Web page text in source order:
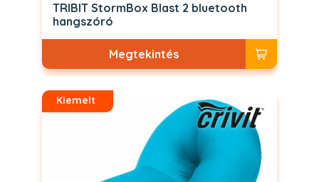
TRIBIT StormBox Blast 2 bluetooth
hangszóró
Megtekintés
Kiemelt